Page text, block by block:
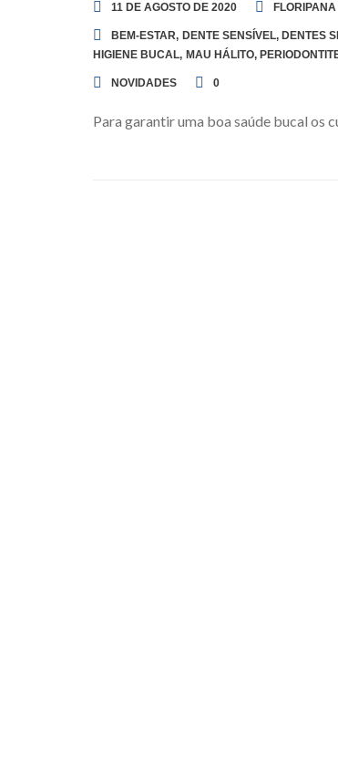
11 DE AGOSTO DE 2020
BEM-ESTAR, DENTE SENSÍVEL, DENTES
HIGIENE BUCAL, MAU HÁLITO,
NOVIDADES 0
Para garantir uma boa saúde bucal os